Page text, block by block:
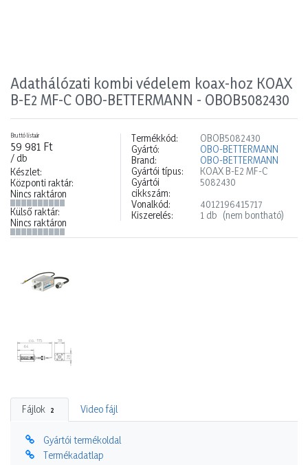
Adathálózati kombi védelem koax-hoz KOAX
B-E2 MF-C OBO-BETTERMANN - OBOB5082430
Bruttó listaár
59 981 Ft
/ db
Készlet:
Központi raktár:
Nincs raktáron
Külső raktár:
Nincs raktáron
Termékkód:
OBOB5082430
Gyártó:
OBO-BETTERMANN
Brand:
OBO-BETTERMANN
Gyártói típus:
KOAX B-E2 MF-C
Gyártói
cikkszám:
5082430
Vonalkód:
4012196415717
Kiszerelés:
1 db (nem bontható)
Fájlok 2 Video fájl
Gyártói termékoldal
Termékadatlap